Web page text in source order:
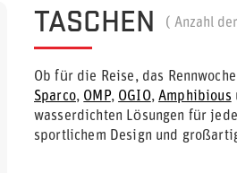
TASCHEN ( Anzahl
Ob für die Reise, das
Sparco, OMP, OGIO,Amphibious
wasserdichten Lösungen für
sportlichem Design und